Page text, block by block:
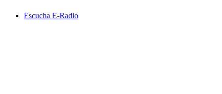
Escucha E-Radio